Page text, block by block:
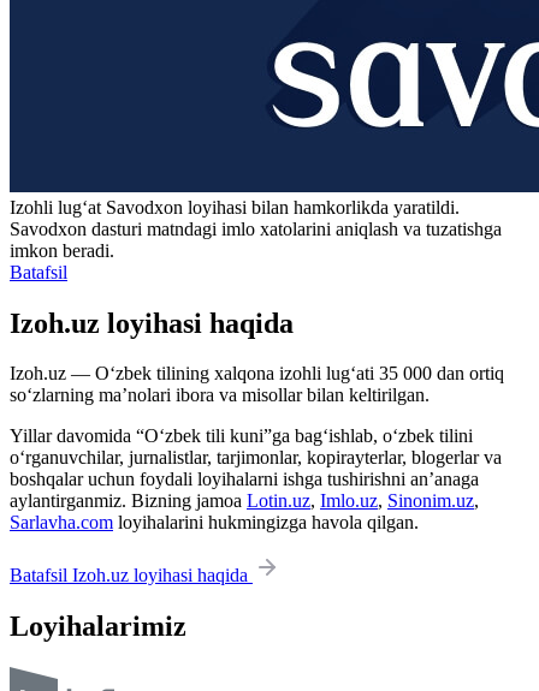
Izohli lugʻat Savodxon loyihasi bilan hamkorlikda yaratildi.
Savodxon dasturi matndagi imlo xatolarini aniqlash va tuzatishga
imkon beradi.
Batafsil
Izoh.uz loyihasi haqida
Izoh.uz — O‘zbek tilining xalqona izohli lug‘ati 35 000 dan ortiq
so‘zlarning ma’nolari ibora va misollar bilan keltirilgan.
Yillar davomida “O‘zbek tili kuni”ga bag‘ishlab, o‘zbek tilini
o‘rganuvchilar, jurnalistlar, tarjimonlar, kopirayterlar, blogerlar va
boshqalar uchun foydali loyihalarni ishga tushirishni an’anaga
aylantirganmiz. Bizning jamoa Lotin.uz, Imlo.uz, Sinonim.uz,
Sarlavha.com loyihalarini hukmingizga havola qilgan.
Batafsil Izoh.uz loyihasi haqida
Loyihalarimiz